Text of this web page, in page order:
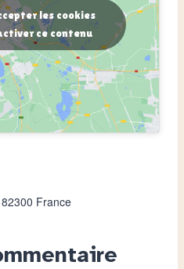
82300 France
les cookies
ce contenu